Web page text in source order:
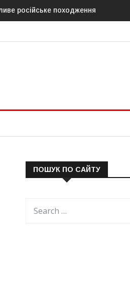
російське походження
ПОШУК ПО САЙТУ